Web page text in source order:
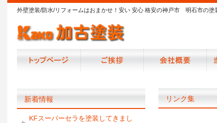
外壁塗装/防水/リフォームはおまかせ！安い 安心 格安の神戸市 明石市の塗
リンク集
新着情報
KFスーパーセラを塗装してきまし